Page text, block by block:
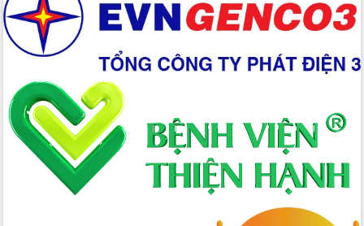
nghiệp Đắk Lắk tăng trưởng bứt phá
Triển khai đồng bộ đo đạc, lập hồ sơ
địa chính, hoàn thiện cơ sở dữ liệu đất
đai
Ứng dụng sinh trắc học - Bước tiến
trong hành trình chuyển đổi số tại Đắk
Lắk
Đắk Lắk nâng cao hiệu quả công tác
Đảng từ Sổ tay đảng viên điện tử
Đắk Lắk đẩy mạnh nuôi biển công
nghệ, hướng tới phát triển thủy sản